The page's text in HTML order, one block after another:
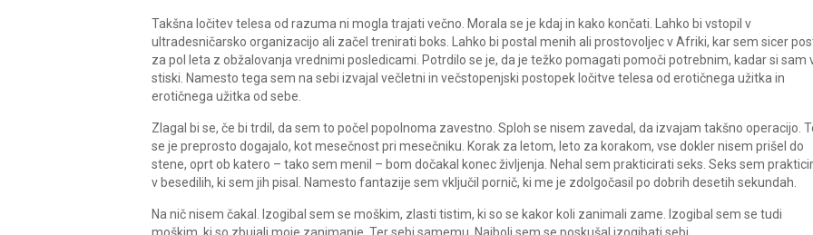
Takšna ločitev telesa od razuma ni mogla trajati večno. Morala se je kdaj in kako končati. Lahko bi vstopil v
ultradesničarsko organizacijo ali začel trenirati boks. Lahko bi postal menih ali prostovoljec v Afriki, kar sem sicer
za pol leta z obžalovanja vrednimi posledicami. Potrdilo se je, da je težko pomagati pomoči potrebnim, kadar si sam
stiski. Namesto tega sem na sebi izvajal večletni in večstopenjski postopek ločitve telesa od erotičnega užitka in
erotičnega užitka od sebe.
Zlagal bi se, če bi trdil, da sem to počel popolnoma zavestno. Sploh se nisem zavedal, da izvajam takšno operacijo.
se je preprosto dogajalo, kot mesečnost pri mesečniku. Korak za letom, leto za korakom, vse dokler nisem prišel do
stene, oprt ob katero – tako sem menil – bom dočakal konec življenja. Nehal sem prakticirati seks. Seks sem
v besedilih, ki sem jih pisal. Namesto fantazije sem vključil pornič, ki me je zdolgočasil po dobrih desetih sekundah.
Na nič nisem čakal. Izogibal sem se moškim, zlasti tistim, ki so se kakor koli zanimali zame. Izogibal sem se tudi
moškim, ki so zbujali moje zanimanje. Ter sebi samemu. Najbolj sem se poskušal izogibati sebi.